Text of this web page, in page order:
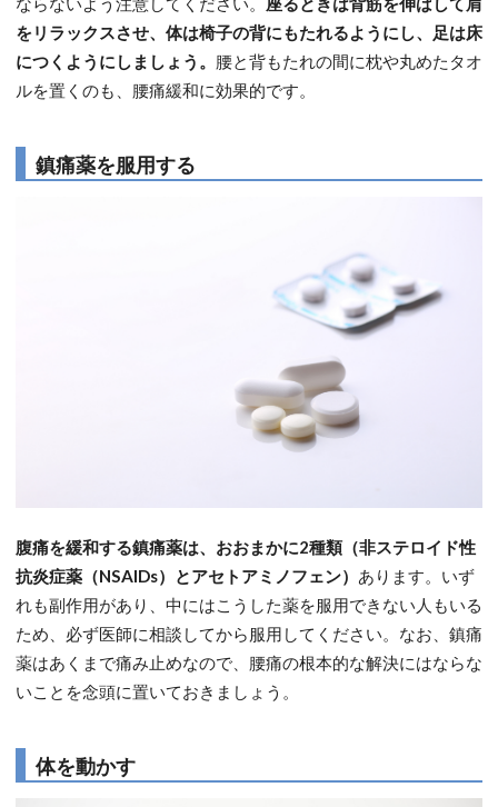
をリラックスさせ、体は椅子の背にもたれるようにし、足は床
につくようにしましょう。 腰と背もたれの間に枕や丸めたタオ
ルを置くのも、腰痛緩和に効果的です。
鎮痛薬を服用する
腹痛を緩和する鎮痛薬は、おおまかに2種類（非ステロイド性
抗炎症薬（NSAIDs）とアセトアミノフェン） あります。いず
れも副作用があり、中にはこうした薬を服用できない人もいる
ため、必ず医師に相談してから服用してください。なお、鎮痛
薬はあくまで痛み止めなので、腰痛の根本的な解決にはならな
いことを念頭に置いておきましょう。
体を動かす